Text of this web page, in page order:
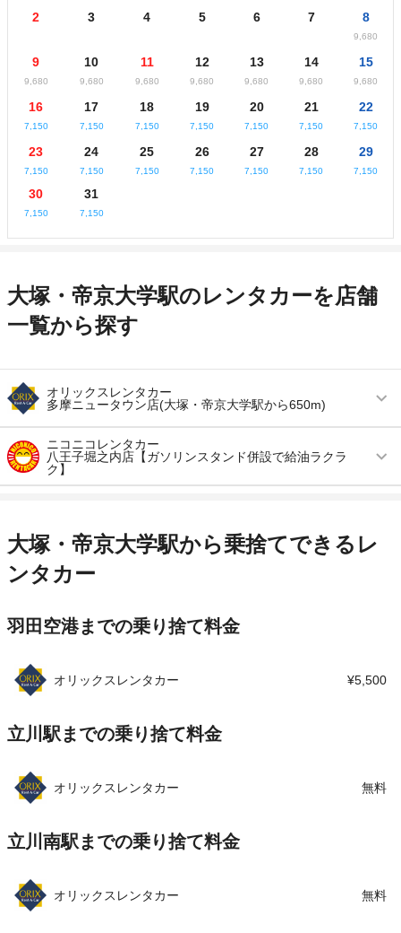
2 3 4 5 6 7 8
9,680
9
9,680
10
9,680
11
9,680
12
9,680
13
9,680
14
9,680
15
9,680
16
7,150
17
7,150
18
7,150
19
7,150
20
7,150
21
7,150
22
7,150
23
7,150
24
7,150
25
7,150
26
7,150
27
7,150
28
7,150
29
7,150
30
7,150
31
7,150
大塚・帝京大学駅のレンタカーを店舗
一覧から探す
オリックスレンタカー
多摩ニュータウン店(大塚・帝京大学駅から650m)
営業時間
(月〜金) 08:00 ～ 19:00 / (土・日・祝) 08:00 ～
20:00
アクセス 大塚・帝京大学駅より徒歩で約11分（送迎なし）
店舗詳細 店舗詳細ページはこちら
ニコニコレンタカー
八王子堀之内店【ガソリンスタンド併設で給油ラクラ
ク】
アクセス 京王堀之内駅より徒歩で約10分（送迎なし）
住所
大塚・帝京大学駅から乗捨てできるレ
ンタカー
羽田空港までの乗り捨て料金
オリックスレンタカー ¥5,500
立川駅までの乗り捨て料金
オリックスレンタカー 無料
立川南駅までの乗り捨て料金
オリックスレンタカー 無料